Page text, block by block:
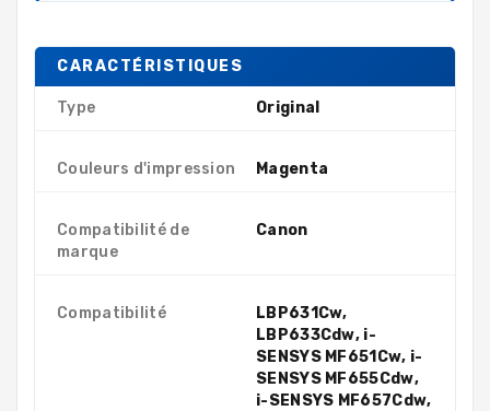
CARACTÉRISTIQUES
Type Original
Couleurs d'impression Magenta
Compatibilité de
marque
Canon
Compatibilité
LBP631Cw,
LBP633Cdw, i-
SENSYS MF651Cw, i-
SENSYS MF655Cdw,
i-SENSYS MF657Cdw,